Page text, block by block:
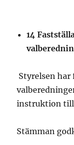
14
Styrelsen
instruktion till
Stämman